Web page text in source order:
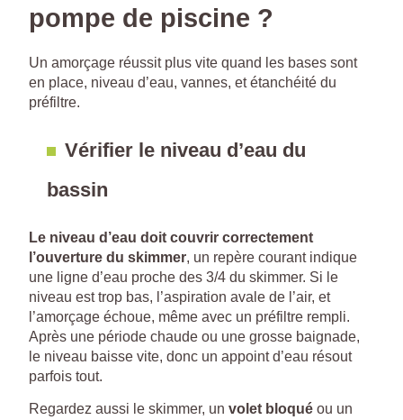
pompe de piscine ?
Un amorçage réussit plus vite quand les bases sont
en place, niveau d’eau, vannes, et étanchéité du
préfiltre.
Vérifier le niveau d’eau du
bassin
Le niveau d’eau doit couvrir correctement
l’ouverture du skimmer, un repère courant indique
une ligne d’eau proche des 3/4 du skimmer. Si le
niveau est trop bas, l’aspiration avale de l’air, et
l’amorçage échoue, même avec un préfiltre rempli.
Après une période chaude ou une grosse baignade,
le niveau baisse vite, donc un appoint d’eau résout
parfois tout.
Regardez aussi le skimmer, un volet bloqué ou un